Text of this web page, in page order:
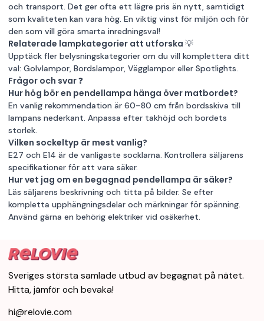
och transport. Det ger ofta ett lägre pris än nytt, samtidigt
som kvaliteten kan vara hög. En viktig vinst för miljön och för
den som vill göra smarta inredningsval!
Relaterade lampkategorier att utforska 💡
Upptäck fler belysningskategorier om du vill komplettera ditt
val: Golvlampor Bordslampor Vägglampor eller Spotlights
Frågor och svar ❓
Hur hög bör en pendellampa hänga över matbordet?
En vanlig rekommendation är 60–80 cm från bordsskiva till
lampans nederkant. Anpassa efter takhöjd och bordets
storlek.
Vilken sockeltyp är mest vanlig?
E27 och E14 är de vanligaste socklarna. Kontrollera säljarens
specifikationer för att vara säker.
Hur vet jag om en begagnad pendellampa är säker?
Läs säljarens beskrivning och titta på bilder. Se efter
kompletta upphängningsdelar och märkningar för spänning.
Använd gärna en behörig elektriker vid osäkerhet.
Sveriges största samlade utbud av begagnat på nätet.
Hitta, jämför och bevaka!
hi@relovie.com